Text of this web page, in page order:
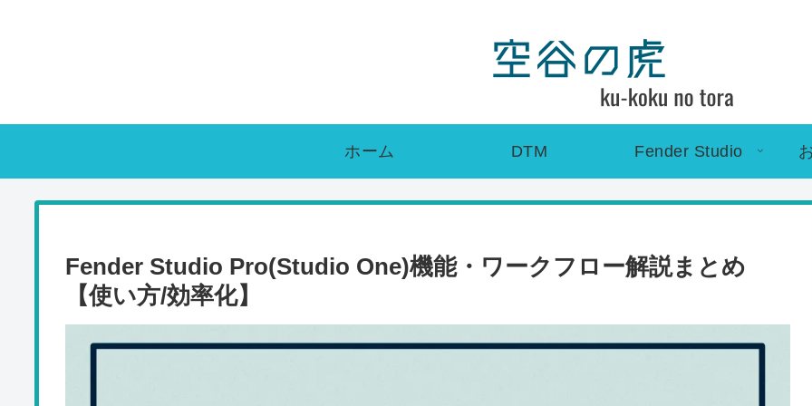
ホーム DTM Fender Studio
Fender Studio Pro(Studio One)機能・ワークフロー解説まとめ
【使い方/効率化】